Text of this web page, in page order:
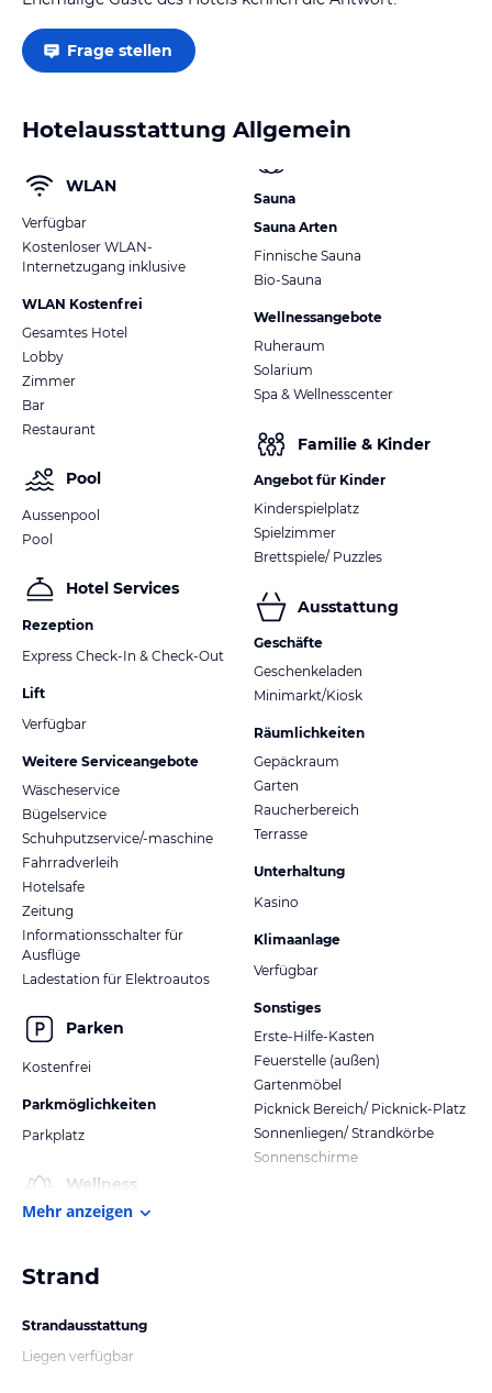
Frage stellen
Hotelausstattung Allgemein
WLAN
Verfügbar
Kostenloser WLAN-
Internetzugang inklusive
WLAN Kostenfrei
Gesamtes Hotel
Lobby
Zimmer
Bar
Restaurant
Pool
Aussenpool
Pool
Hotel Services
Rezeption
Express Check-In & Check-Out
Lift
Verfügbar
Weitere Serviceangebote
Wäscheservice
Bügelservice
Schuhputzservice/-maschine
Fahrradverleih
Hotelsafe
Zeitung
Informationsschalter für
Ausflüge
Ladestation für Elektroautos
Parken
Kostenfrei
Parkmöglichkeiten
Parkplatz
Wellness
Sauna
Sauna Arten
Finnische Sauna
Bio-Sauna
Wellnessangebote
Ruheraum
Solarium
Spa & Wellnesscenter
Familie & Kinder
Angebot für Kinder
Kinderspielplatz
Spielzimmer
Brettspiele/ Puzzles
Ausstattung
Geschäfte
Geschenkeladen
Minimarkt/Kiosk
Räumlichkeiten
Gepäckraum
Garten
Raucherbereich
Terrasse
Unterhaltung
Kasino
Klimaanlage
Verfügbar
Sonstiges
Erste-Hilfe-Kasten
Feuerstelle (außen)
Gartenmöbel
Picknick Bereich/ Picknick-Platz
Sonnenliegen/ Strandkörbe
Sonnenschirme
Mehr anzeigen
Strand
Strandausstattung
Liegen verfügbar